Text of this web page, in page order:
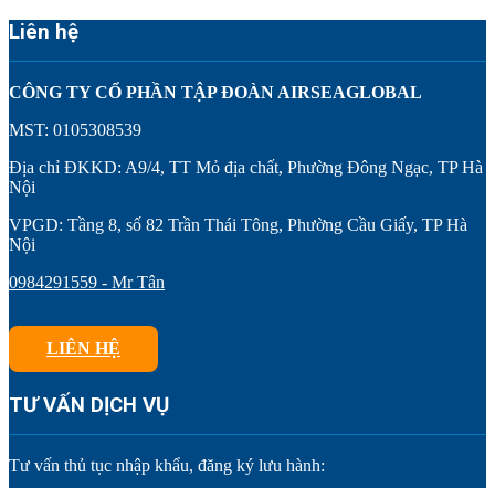
Liên hệ
CÔNG TY CỔ PHẦN TẬP ĐOÀN AIRSEAGLOBAL
MST: 0105308539
Địa chỉ ĐKKD: A9/4, TT Mỏ địa chất, Phường Đông Ngạc, TP Hà
Nội
VPGD: Tầng 8, số 82 Trần Thái Tông, Phường Cầu Giấy, TP Hà
Nội
0984291559 - Mr Tân
LIÊN HỆ
TƯ VẤN DỊCH VỤ
Tư vấn thủ tục nhập khẩu, đăng ký lưu hành: